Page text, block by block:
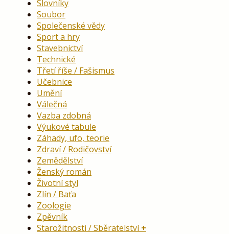
Slovníky
Soubor
Společenské vědy
Sport a hry
Stavebnictví
Technické
Třetí říše / Fašismus
Učebnice
Umění
Válečná
Vazba zdobná
Výukové tabule
Záhady, ufo, teorie
Zdraví / Rodičovství
Zemědělství
Ženský román
Životní styl
Zlín / Baťa
Zoologie
Zpěvník
Starožitnosti / Sběratelství